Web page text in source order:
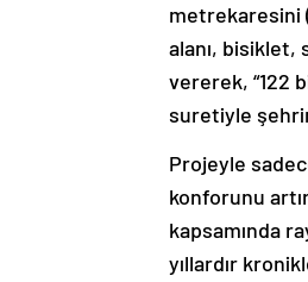
metrekaresini
alanı, bisiklet,
vererek, “122
suretiyle
Projeyle
konforunu
kapsamında
yıllardır